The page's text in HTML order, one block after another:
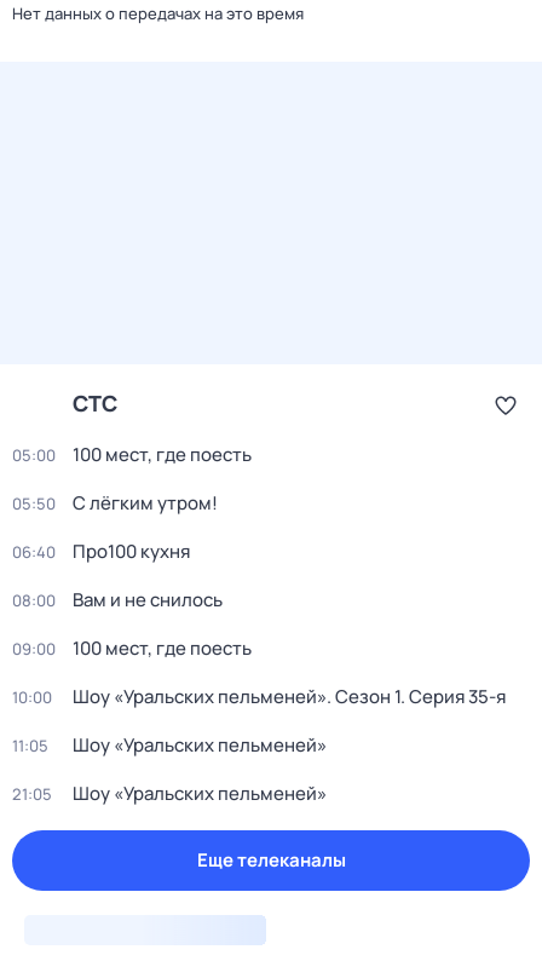
Нет данных о передачах на это время
СТС
05:00 100 мест, где поесть
05:50 С лёгким утром!
06:40 Про100 кухня
08:00 Вам и не снилось
09:00 100 мест, где поесть
10:00 Шоу «Уральских пельменей». Сезон 1. Серия 35-я
11:05 Шоу «Уральских пельменей»
21:05 Шоу «Уральских пельменей»
Еще телеканалы